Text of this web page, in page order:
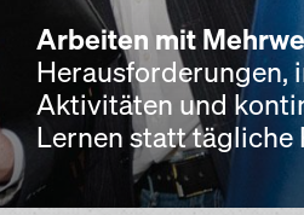
Arbeiten mit
Herausforderungen,
Aktivitäten und
Lernen statt tägliche